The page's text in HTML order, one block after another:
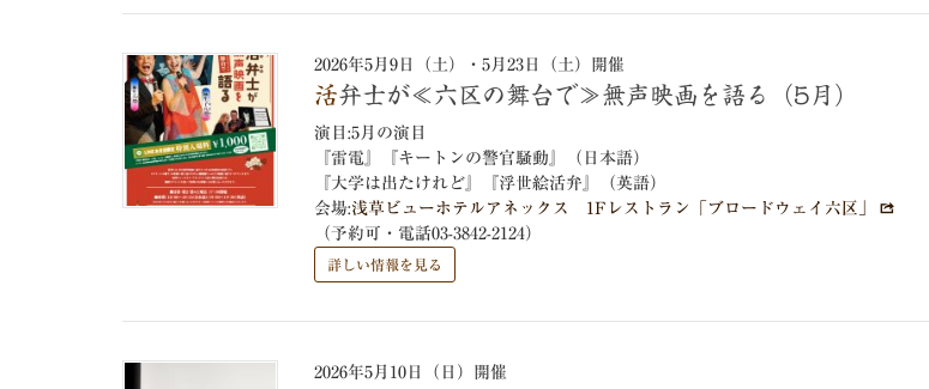
2026年5月9日（土）・5月23日（土）開催
活弁士が≪六区の舞台で≫無声映画を語る（5月）
演目:5月の演目
『雷電』『キートンの警官騒動』（日本語）
『大学は出たけれど』『浮世絵活弁』（英語）
会場:浅草ビューホテルアネックス 1Fレストラン「ブロードウェイ六区」
（予約可・電話03-3842-2124）
詳しい情報を見る
2026年5月10日（日）開催